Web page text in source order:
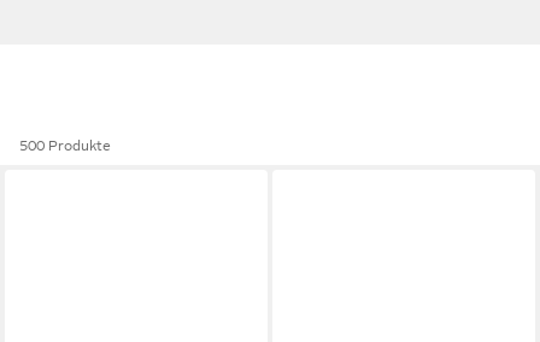
500 Produkte